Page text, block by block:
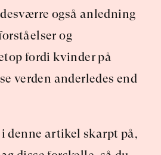
også anledning
og
fordi kvinder på
verden anderledes end
denne artikel skarpt på,